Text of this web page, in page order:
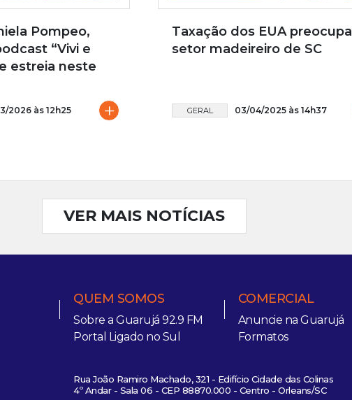
Pompeo,
“Vivi e
estreia neste
2026 às 12h25 +
Taxação dos EUA preocupa
setor madeireiro de SC
GERAL 03/04/2025 às 14h37
VER MAIS NOTÍCIAS
QUEM SOMOS
Sobre a Guarujá 92.9 FM
Portal Ligado no Sul
COMERCIAL
Anuncie na Guarujá
Formatos
Rua João Ramiro Machado, 321 - Edifício Cidade das Colinas
4º Andar - Sala 06 - CEP 88870.000 - Centro - Orleans/SC